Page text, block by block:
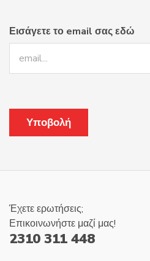
Εισάγετε το email σας εδώ
Έχετε ερωτήσεις;
Επικοινωνήστε μαζί μας!
2310 311 448